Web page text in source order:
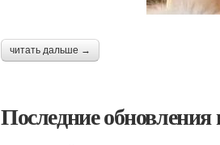
читать дальше →
Последние обновления